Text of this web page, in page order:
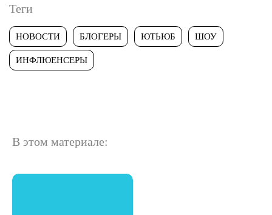
Теги
НОВОСТИ БЛОГЕРЫ ЮТЬЮБ ШОУ
ИНФЛЮЕНСЕРЫ
В этом материале: